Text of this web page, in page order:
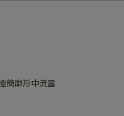
簡廓形中流露